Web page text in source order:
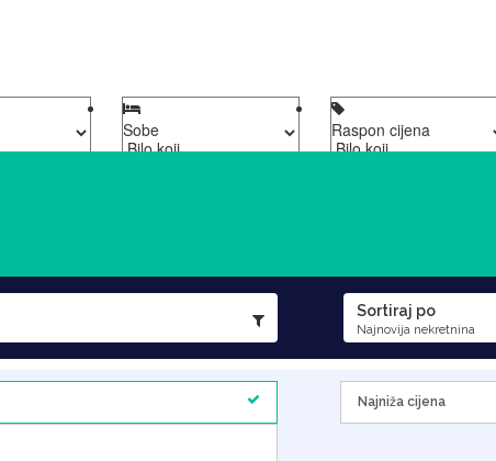
Sobe Raspon cijena
Sortiraj po
Najnovija nekretnina
Najniža cijena